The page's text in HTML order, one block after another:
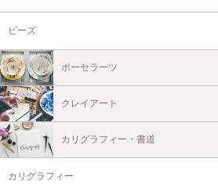
ビーズ
ポーセラーツ
クレイアート
カリグラフィー・書道
カリグラフィー